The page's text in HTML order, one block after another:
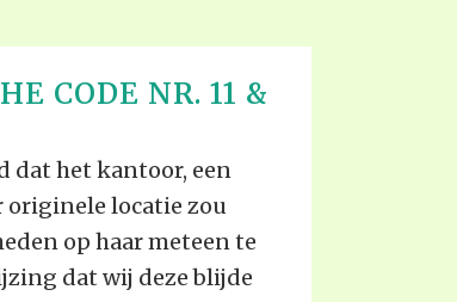
CODE NR. 11 &
dat het kantoor, een
originele locatie zou
op haar meteen te
dat wij deze blijde